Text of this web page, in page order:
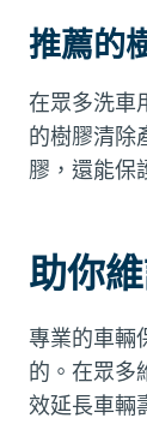
推薦的
在眾多洗車
的樹膠清除
膠，還能保
助你
專業的車輛
的。在眾多
效延長車輛